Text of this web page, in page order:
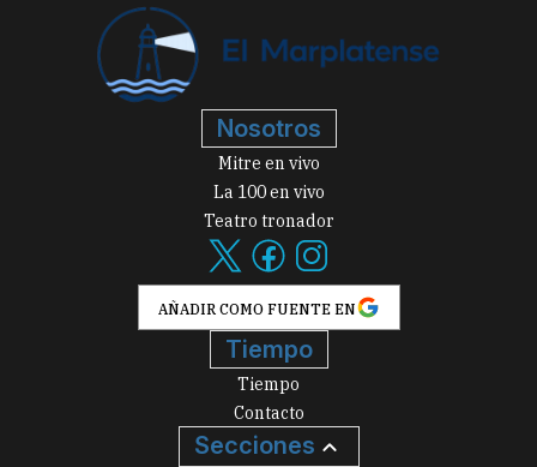
Nosotros
Mitre en vivo
La 100 en vivo
Teatro tronador
AÑADIR COMO FUENTE EN
Tiempo
Tiempo
Contacto
Secciones